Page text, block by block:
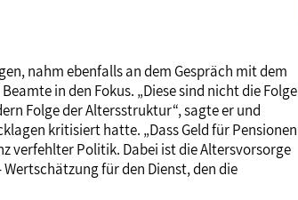
nahm ebenfalls an dem Gespräch mit dem
in den Fokus. „Diese sind nicht die Folge
Folge der Altersstruktur“, sagte er und
kritisiert hatte. „Dass Geld für Pensionen
verfehlter Politik. Dabei ist die Altersvorsorge
für den Dienst, den die